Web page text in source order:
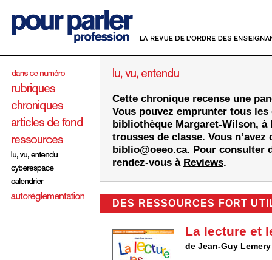
Cette chronique recense une
Vous pouvez emprunter tous
bibliothèque Margaret-Wilson, à
trousses de classe. Vous
biblio@oeeo.ca. Pour consulter
rendez-vous à Reviews.
DES RESSOURCES FORT
La lecture et
de Jean-Guy Lemery